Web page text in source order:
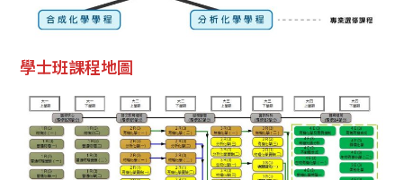
學士班課程地圖